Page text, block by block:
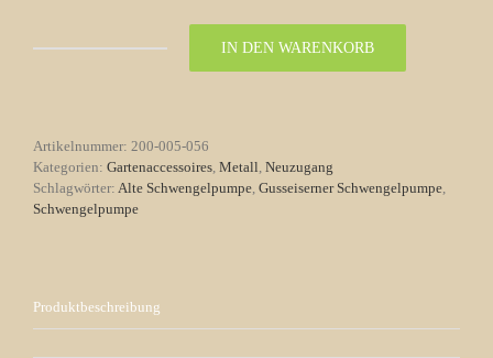
IN DEN WARENKORB
Artikelnummer: 200-005-056
Kategorien: Gartenaccessoires, Metall, Neuzugang
Schlagwörter: Alte Schwengelpumpe, Gusseiserner Schwengelpumpe,
Schwengelpumpe
Produktbeschreibung